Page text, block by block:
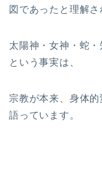
図であったと理解さ
太陽神・女神・蛇
という事実は、
宗教が本来、身体
語っています。